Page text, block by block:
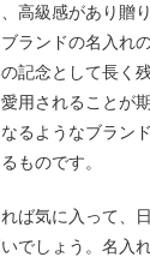
高級感があり贈
ランドの名入れ
記念として長く
用されることが
るようなブラン
ものです。
ば気に入って、
でしょう。名入